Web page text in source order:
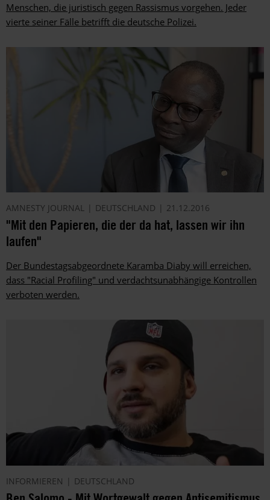
Menschen, die juristisch gegen Rassismus vorgehen. Jeder
vierte seiner Fälle betrifft die deutsche Polizei.
AMNESTY JOURNAL DEUTSCHLAND 21.12.2016
"Mit den Papieren, die der da hat, lassen wir ihn
laufen"
Der Bundestagsabgeordnete ­Karamba Diaby will erreichen,
dass "Racial Profiling" und verdachtsunabhängige Kontrollen
verboten werden.
INFORMIEREN DEUTSCHLAND